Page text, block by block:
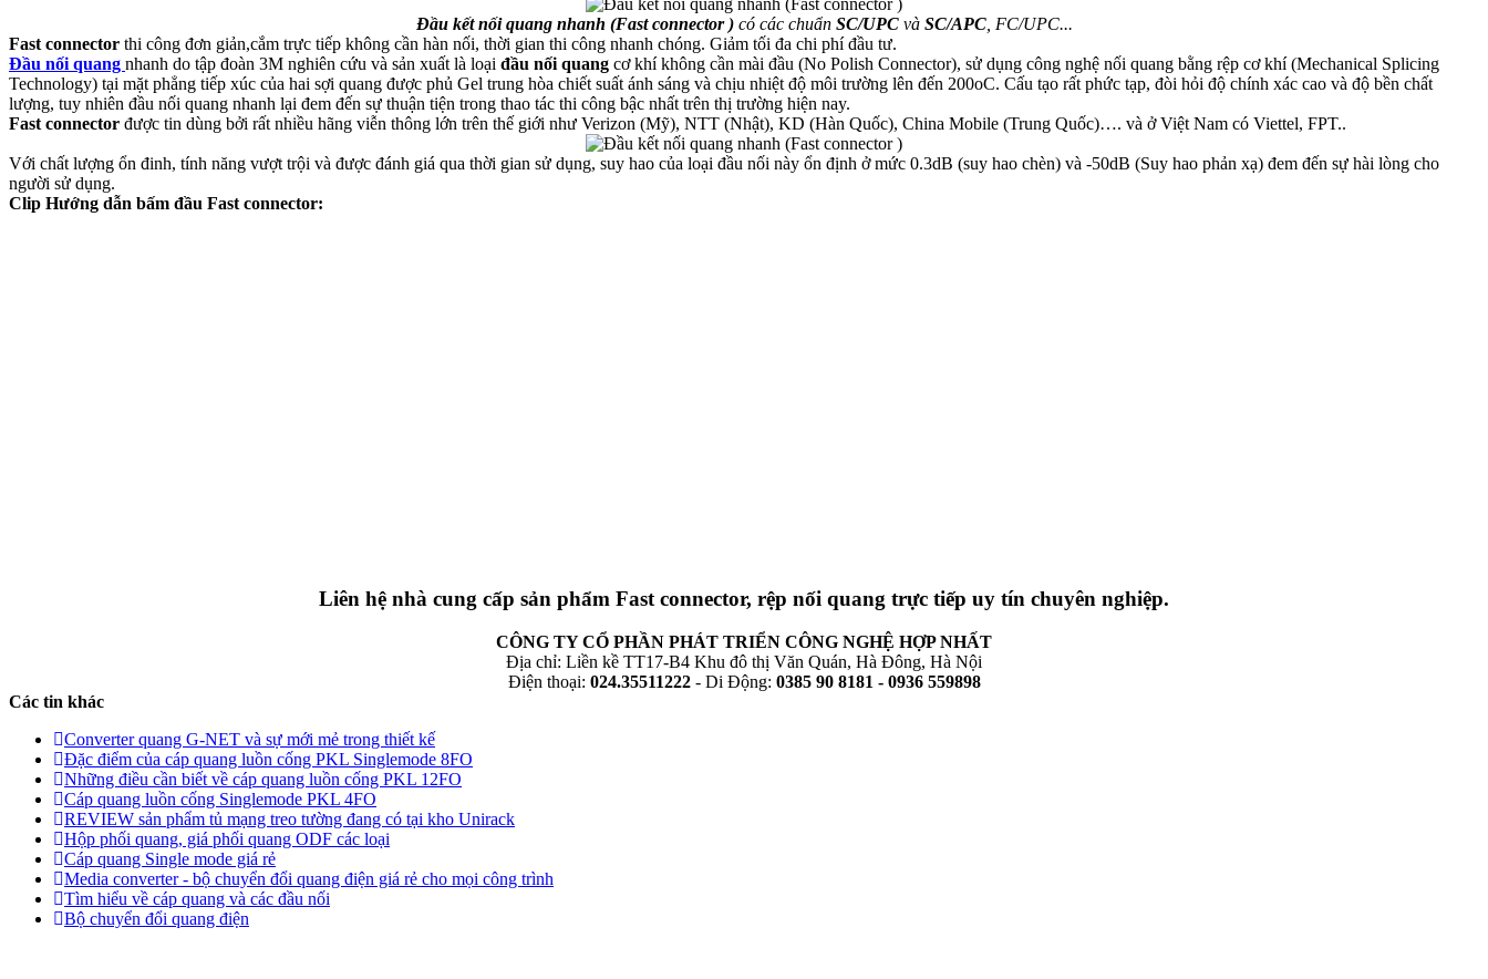
Đầu kết nối quang nhanh (Fast connector )có các chuẩn SC/UPCvà SC/APC, FC/UPC...
Fast connector thi công đơn giản,cắm trực tiếp không cần hàn nối, thời gian thi công nhanh chóng. Giảm tối đa chi phí đầu tư.
Đầu nối quang nhanh do tập đoàn 3M nghiên cứu và sản xuất là loại đầu nối quang cơ khí không cần mài đầu (No Polish Connector), sử dụng công nghệ nối quang bằng rệp cơ khí (Mechanical Splicing
Technology) tại mặt phẳng tiếp xúc của hai sợi quang được phủ Gel trung hòa chiết suất ánh sáng và chịu nhiệt độ môi trường lên đến 200oC. Cấu tạo rất phức tạp, đòi hỏi độ chính xác cao và độ bền chất
lượng, tuy nhiên đầu nối quang nhanh lại đem đến sự thuận tiện trong thao tác thi công bậc nhất trên thị trường hiện nay.
Fast connector được tin dùng bởi rất nhiều hãng viễn thông lớn trên thế giới như Verizon (Mỹ), NTT (Nhật), KD (Hàn Quốc), China Mobile (Trung Quốc)…. và ở Việt Nam có Viettel, FPT..
Với chất lượng ổn đinh, tính năng vượt trội và được đánh giá qua thời gian sử dụng, suy hao của loại đầu nối này ổn định ở mức 0.3dB (suy hao chèn) và -50dB (Suy hao phản xạ) đem đến sự hài lòng cho
người sử dụng.
Clip Hướng dẫn bấm đầu Fast connector:
Liên hệ nhà cung cấp sản phẩm Fast connector, rệp nối quang trực tiếp uy tín chuyên nghiệp.
CÔNG TY CỔ PHẦN PHÁT TRIỂN CÔNG NGHỆ HỢP NHẤT
Địa chỉ: Liền kề TT17-B4 Khu đô thị Văn Quán, Hà Đông, Hà Nội
Điện thoại: 024.35511222- Di Động: 0385 90 8181 - 0936 559898
Các tin khác
Converter quang G-NET và sự mới mẻ trong thiết kế
Đặc điểm của cáp quang luồn cống PKL Singlemode 8FO
Những điều cần biết về cáp quang luồn cống PKL 12FO
Cáp quang luồn cống Singlemode PKL 4FO
REVIEW sản phẩm tủ mạng treo tường đang có tại kho Unirack
Hộp phối quang, giá phối quang ODF các loại
Cáp quang Single mode giá rẻ
Media converter - bộ chuyển đổi quang điện giá rẻ cho mọi công trình
Tìm hiểu về cáp quang và các đầu nối
Bộ chuyển đổi quang điện